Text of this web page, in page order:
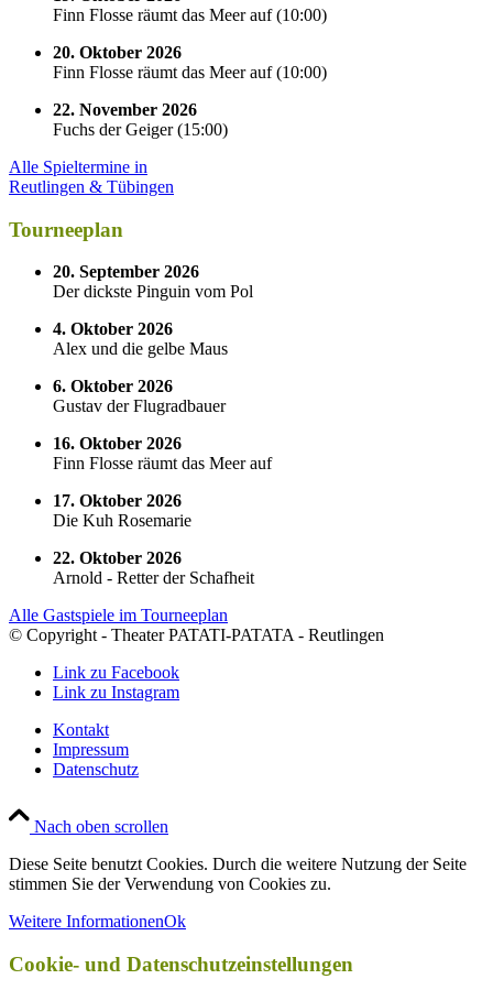
Finn Flosse räumt das Meer auf(10:00)
20. Oktober 2026
Finn Flosse räumt das Meer auf(10:00)
22. November 2026
Fuchs der Geiger(15:00)
Alle Spieltermine in
Reutlingen & Tübingen
Tourneeplan
20. September 2026
Der dickste Pinguin vom Pol
4. Oktober 2026
Alex und die gelbe Maus
6. Oktober 2026
Gustav der Flugradbauer
16. Oktober 2026
Finn Flosse räumt das Meer auf
17. Oktober 2026
Die Kuh Rosemarie
22. Oktober 2026
Arnold - Retter der Schafheit
Alle Gastspiele im Tourneeplan
© Copyright - Theater PATATI-PATATA - Reutlingen
Link zu Facebook
Link zu Instagram
Kontakt
Impressum
Datenschutz
Nach oben scrollen
Diese Seite benutzt Cookies. Durch die weitere Nutzung der Seite
stimmen Sie der Verwendung von Cookies zu.
Weitere InformationenOk
Cookie- und Datenschutzeinstellungen